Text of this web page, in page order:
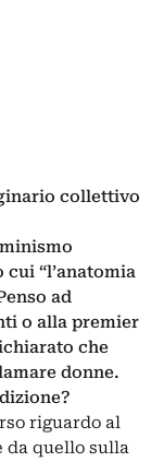
collettivo
“l’anatomia
ad
o alla premier
che
donne.
riguardo al
da quello sulla